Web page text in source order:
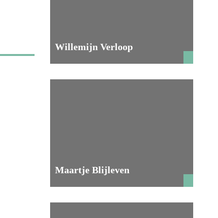
Willemijn Verloop
Maartje Blijleven